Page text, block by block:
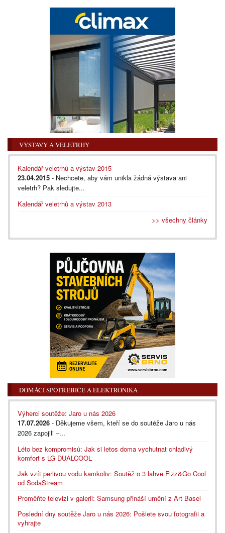
VÝSTAVY A VELETRHY
Kalendář veletrhů a výstav 2015
23.04.2015 - Nechcete, aby vám unikla žádná výstava ani
veletrh? Pak sledujte...
Kalendář veletrhů a výstav 2013
>> všechny články
DOMÁCÍ SPOTŘEBIČE A ELEKTRONIKA
Výherci soutěže: Jaro u nás 2026
17.07.2026 - Děkujeme všem, kteří se do soutěže Jaro u nás
2026 zapojili –...
Léto bez kompromisů: Jak si letos doma vychutnat chladivý
komfort s LG DUALCOOL
Jak vzít perlivou vodu kamkoliv: Soutěž o 3 lahve Fizz&Go Cool
od SodaStream
Proměňte televizi v galerii: Samsung přináší umění z Art Basel
Poslední dny soutěže Jaro u nás 2026: Pošlete svou fotografii a
vyhrajte